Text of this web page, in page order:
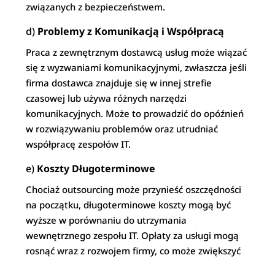
związanych z bezpieczeństwem.
d) Problemy z Komunikacją i Współpracą
Praca z zewnętrznym dostawcą usług może wiązać
się z wyzwaniami komunikacyjnymi, zwłaszcza jeśli
firma dostawca znajduje się w innej strefie
czasowej lub używa różnych narzędzi
komunikacyjnych. Może to prowadzić do opóźnień
w rozwiązywaniu problemów oraz utrudniać
współpracę zespołów IT.
e) Koszty Długoterminowe
Chociaż outsourcing może przynieść oszczędności
na początku, długoterminowe koszty mogą być
wyższe w porównaniu do utrzymania
wewnętrznego zespołu IT. Opłaty za usługi mogą
rosnąć wraz z rozwojem firmy, co może zwiększyć